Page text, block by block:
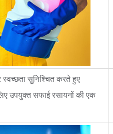
सुनिश्चित करते हुए
उपयुक्त सफाई रसायनों की एक